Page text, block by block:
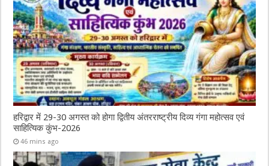
हरिद्वार में 29-30 अगस्त को होगा द्वितीय अंतरराष्ट्रीय दिव्य गंगा महोत्सव एवं
साहित्यिक कुंभ-2026
46 mins ago